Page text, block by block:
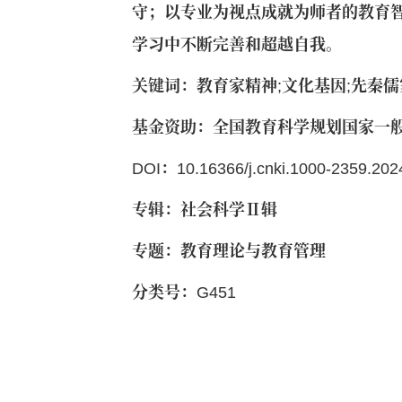
守；以专业为视点成就为师者的教育
学习中不断完善和超越自我。
关键词：教育家精神;文化基因;先秦
基金资助：全国教育科学规划国家一
DOI：10.16366/j.cnki.1000-
专辑：社会科学Ⅱ辑
专题：教育理论与教育管理
分类号：G451